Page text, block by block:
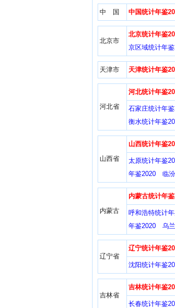
中 国 中国统计年鉴
北京市
北京统计年鉴
京区域统计年
天津市 天津统计年鉴
河北省
河北统计年鉴
石家庄统计年
衡水统计年鉴
山西省
山西统计年鉴
太原统计年鉴
年鉴2020
临
内蒙古
内蒙古统计年
呼和浩特统计
年鉴2020
乌
辽宁省
辽宁统计年鉴
沈阳统计年鉴
吉林省
吉林统计年鉴
长春统计年鉴